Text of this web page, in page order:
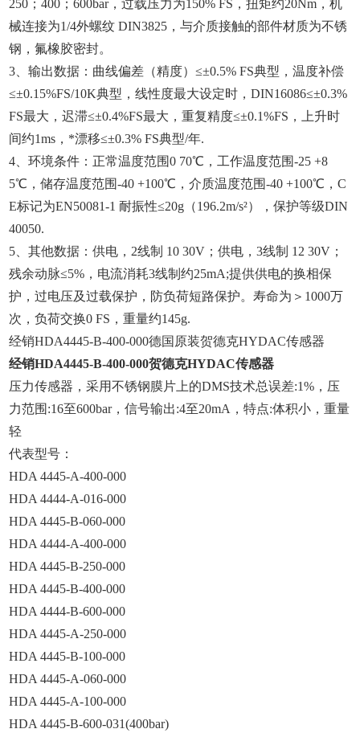
250；400；600bar，过载压力为150% FS，扭矩约20Nm，机
械连接为1/4外螺纹 DIN3825，与介质接触的部件材质为不锈
钢，氟橡胶密封。
3、输出数据：曲线偏差（精度）≤±0.5% FS典型，温度补偿
≤±0.15%FS/10K典型，线性度最大设定时，DIN16086≤±0.3%
FS最大，迟滞≤±0.4%FS最大，重复精度≤±0.1%FS，上升时
间约1ms，*漂移≤±0.3% FS典型/年.
4、环境条件：正常温度范围0 70℃，工作温度范围-25 +8
5℃，储存温度范围-40 +100℃，介质温度范围-40 +100℃，C
E标记为EN50081-1 耐振性≤20g（196.2m/s²），保护等级DIN
40050.
5、其他数据：供电，2线制 10 30V；供电，3线制 12 30V；
残余动脉≤5%，电流消耗3线制约25mA;提供供电的换相保
护，过电压及过载保护，防负荷短路保护。寿命为＞1000万
次，负荷交换0 FS，重量约145g.
经销HDA4445-B-400-000德国原装贺德克HYDAC传感器
经销HDA4445-B-400-000贺德克HYDAC传感器
压力传感器，采用不锈钢膜片上的DMS技术总误差:1%， 压
力范围:16至600bar，信号输出:4至20mA，特点:体积小，重量
轻
代表型号：
HDA 4445-A-400-000
HDA 4444-A-016-000
HDA 4445-B-060-000
HDA 4444-A-400-000
HDA 4445-B-250-000
HDA 4445-B-400-000
HDA 4444-B-600-000
HDA 4445-A-250-000
HDA 4445-B-100-000
HDA 4445-A-060-000
HDA 4445-A-100-000
HDA 4445-B-600-031(400bar)